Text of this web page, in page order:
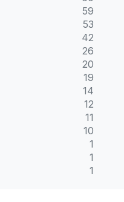
59
53
42
26
20
19
14
12
11
10
1
1
1